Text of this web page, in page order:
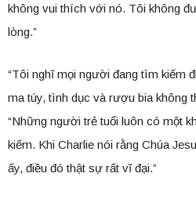
không vui thích với nó. Tôi không
lòng.”
“Tôi nghĩ mọi người đang tìm kiếm
ma túy, tình dục và rượu bia không
“Những người trẻ tuổi luôn có một
kiếm. Khi Charlie nói rằng Chúa
ấy, điều đó thật sự rất vĩ đại.”